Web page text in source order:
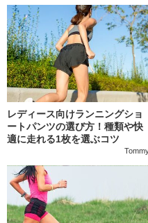
レディース向けランニングショ
ートパンツの選び方！種類や快
適に走れる1枚を選ぶコツ